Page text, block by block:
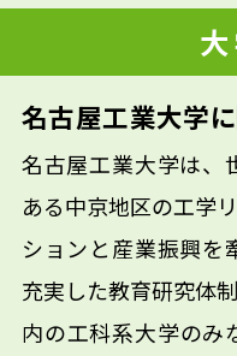
名古屋工業大学
名古屋工業大学は、
ある中京地区の工学
ションと産業振興を
充実した教育研究体
内の工科系大学のみ